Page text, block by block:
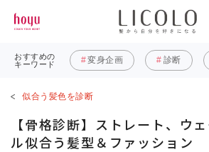
おすすめの
キーワード
変身企画 診断
似合う髪色を診断
【骨格診断】ストレート、ウ
ル似合う髪型＆ファッション